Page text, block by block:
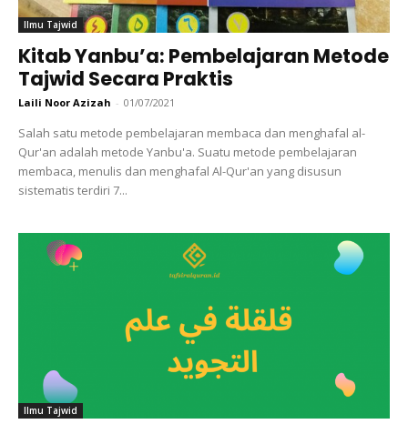
Ilmu Tajwid
Kitab Yanbu’a: Pembelajaran Metode
Tajwid Secara Praktis
Laili Noor Azizah - 01/07/2021
Salah satu metode pembelajaran membaca dan menghafal al-
Qur'an adalah metode Yanbu'a. Suatu metode pembelajaran
membaca, menulis dan menghafal Al-Qur'an yang disusun
sistematis terdiri 7...
Ilmu Tajwid